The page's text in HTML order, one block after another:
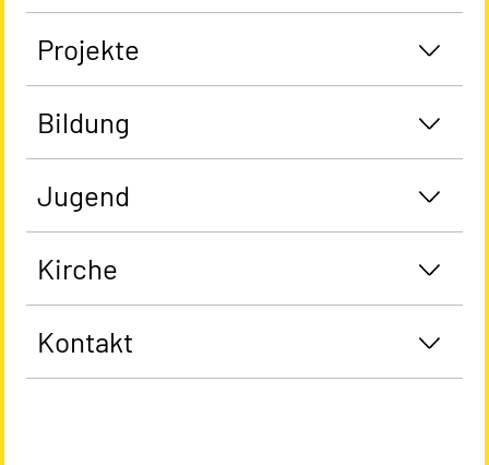
Projekte
Bildung
Jugend
Kirche
Kontakt